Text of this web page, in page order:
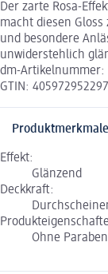
Der zarte Rosa-
macht diesen
und besondere
unwiderstehlich
dm-Artikelnummer:
GTIN:
Produktmerkmale
Effekt:
Glänzend
Deckkraft:
Ohne